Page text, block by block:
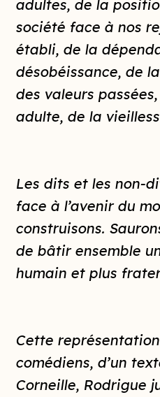
adultes, de la
société face à nos
établi, de la
désobéissance, de
des valeurs
adulte, de la
Les dits et les non-
face à l’avenir du
construisons.
de bâtir ensemble
humain et plus
Cette
comédiens, d’un
Corneille, Rodrigue